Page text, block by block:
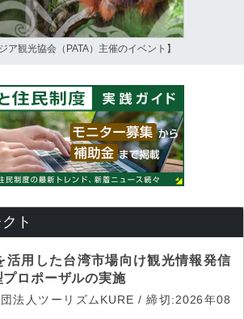
ア観光協会（PATA）主催のイベント】
ト
活用した台湾市場向け観光情報発信
ロポーザルの実施
法人ツーリズムKURE / 締切:2026年08